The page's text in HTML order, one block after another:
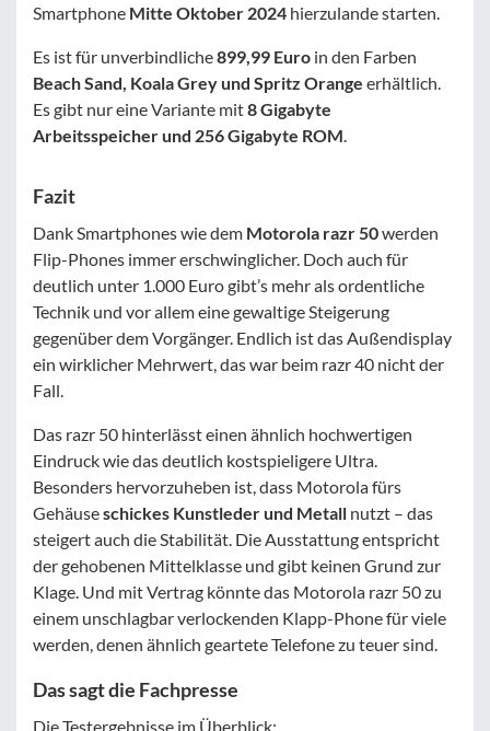
Smartphone Mitte Oktober 2024 hierzulande starten.
Es ist für unverbindliche899,99 Euro in den Farben
Beach Sand, Koala Grey und Spritz Orange erhältlich.
Es gibt nur eine Variante mit8 Gigabyte
Arbeitsspeicher und 256 Gigabyte ROM.
Fazit
Dank Smartphones wie dem Motorola razr 50werden
Flip-Phones immer erschwinglicher. Doch auch für
deutlich unter 1.000 Euro gibt’s mehr als ordentliche
Technik und vor allem eine gewaltige Steigerung
gegenüber dem Vorgänger. Endlich ist das Außendisplay
ein wirklicher Mehrwert, das war beim razr 40 nicht der
Fall.
Das razr 50 hinterlässt einen ähnlich hochwertigen
Eindruck wie das deutlich kostspieligere Ultra.
Besonders hervorzuheben ist, dass Motorola fürs
Gehäuseschickes Kunstleder und Metall nutzt – das
steigert auch die Stabilität. Die Ausstattung entspricht
der gehobenen Mittelklasse und gibt keinen Grund zur
Klage. Und mit Vertrag könnte das Motorola razr 50 zu
einem unschlagbar verlockenden Klapp-Phone für viele
werden, denen ähnlich geartete Telefone zu teuer sind.
Das sagt die Fachpresse
Die Testergebnisse im Überblick: